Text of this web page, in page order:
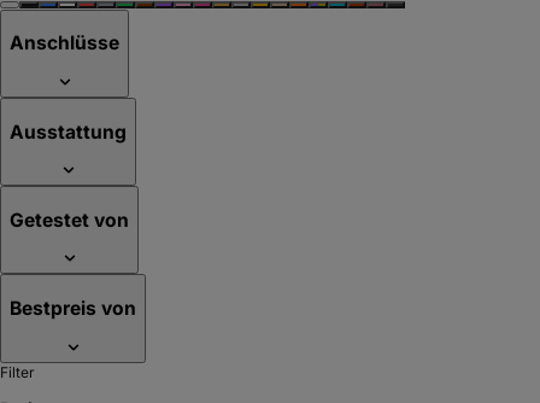
Anschlüsse
Ausstattung
Getestet von
Bestpreis von
Filter